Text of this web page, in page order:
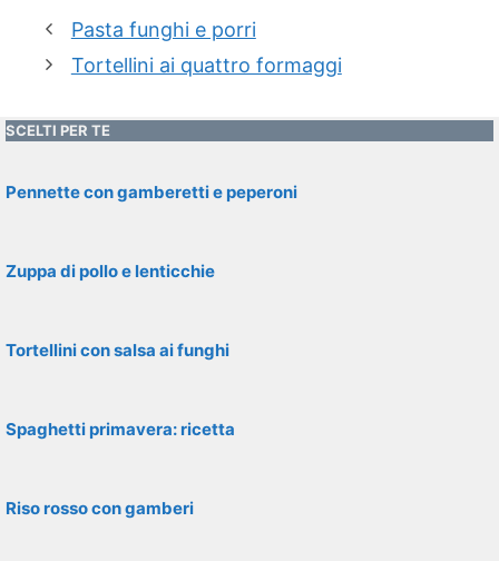
Pasta funghi e porri
Tortellini ai quattro formaggi
SCELTI PER TE
Pennette con gamberetti e peperoni
Zuppa di pollo e lenticchie
Tortellini con salsa ai funghi
Spaghetti primavera: ricetta
Riso rosso con gamberi